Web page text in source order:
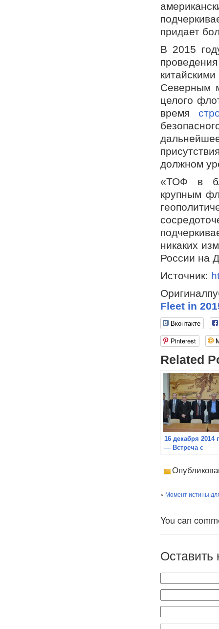
придает
В 2015
Северным
целого
время
должном
«ТОФ в
крупным
никаких
России на
Источник:
Fleet in
Вконтакте
Pinterest
Related
16 декабря 2014
— Встреча с
« Момент истины
You can
Оставить